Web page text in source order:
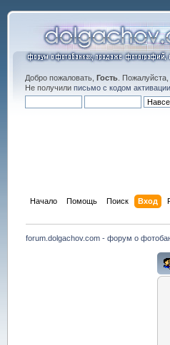
Добро пожаловать, Гость. Пожалуйста,
Не получили письмо с кодом активации
Начало Помощь Поиск Вход
forum.dolgachov.com - форум о